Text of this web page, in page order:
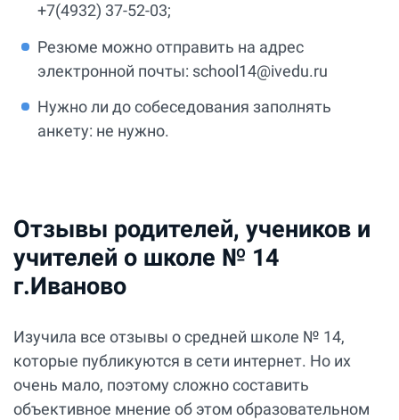
+7(4932) 37-52-03;
Резюме можно отправить на адрес
электронной почты: school14@ivedu.ru
Нужно ли до собеседования заполнять
анкету: не нужно.
Отзывы родителей, учеников и
учителей о школе № 14
г.Иваново
Изучила все отзывы о средней школе № 14,
которые публикуются в сети интернет. Но их
очень мало, поэтому сложно составить
объективное мнение об этом образовательном